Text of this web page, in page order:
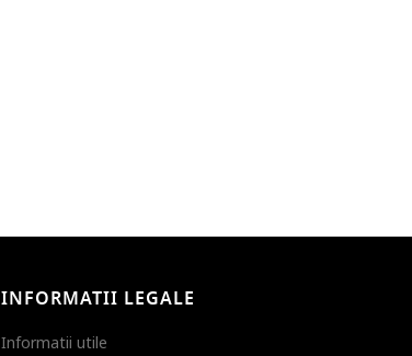
INFORMATII LEGALE
Informatii utile